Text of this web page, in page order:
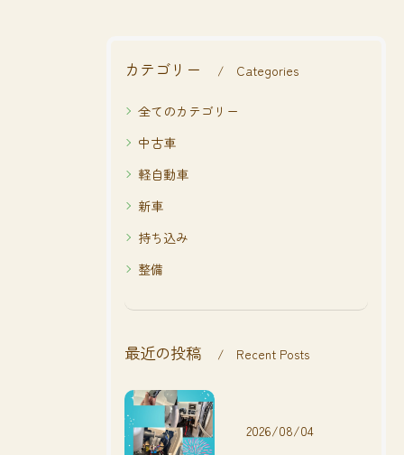
カテゴリー Categories
全てのカテゴリー
中古車
軽自動車
新車
持ち込み
整備
最近の投稿 Recent Posts
2026/08/04